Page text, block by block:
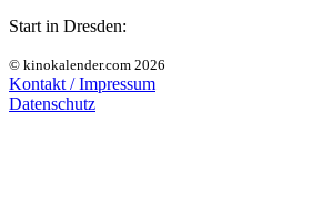
Start in Dresden:
© kinokalender.com 2026
Kontakt / Impressum
Datenschutz